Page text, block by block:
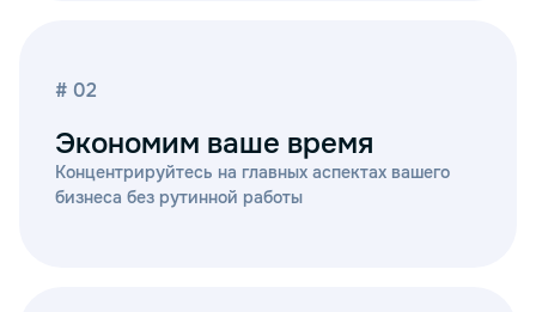
# 02
Экономим ваше время
Концентрируйтесь на главных аспектах вашего
бизнеса без рутинной работы